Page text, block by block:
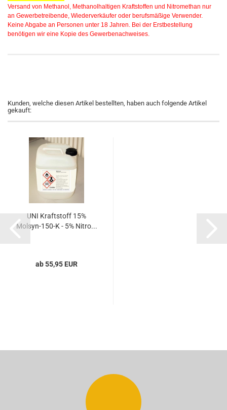
Versand von Methanol, Methanolhaltigen Kraftstoffen und Nitromethan nur
an Gewerbetreibende, Wiederverkäufer oder berufsmäßige Verwender.
Keine Abgabe an Personen unter 18 Jahren. Bei der Erstbestellung
benötigen wir eine Kopie des Gewerbenachweises.
Kunden, welche diesen Artikel bestellten, haben auch folgende Artikel
gekauft:
UNI Kraftstoff 15%
Molsyn-150-K - 5% Nitro...
ab 55,95 EUR